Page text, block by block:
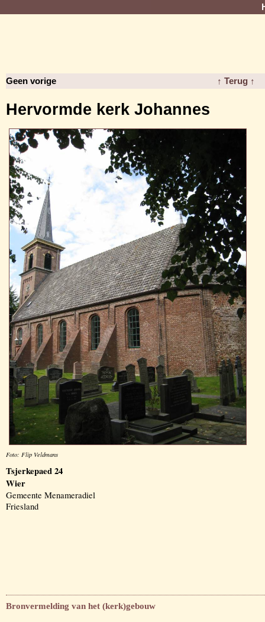
Geen vorige ↑ Terug ↑
Hervormde kerk Johannes
Foto: Flip Veldmans
Tsjerkepaed 24
Wier
Gemeente Menameradiel
Friesland
Bronvermelding van het (kerk)gebouw